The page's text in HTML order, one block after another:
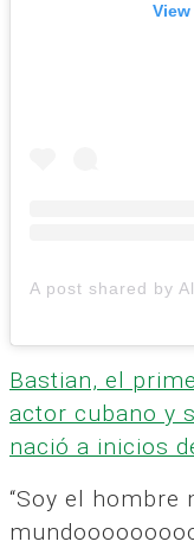
Bastian, el
actor cubano y
nació a inicios
“Soy el hombre